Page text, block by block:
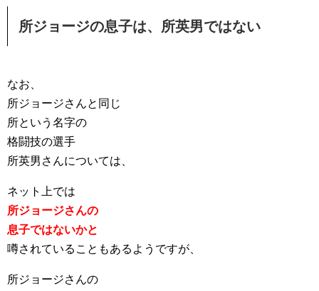
所ジョージの息子は、所英男ではない
なお、
所ジョージさんと同じ
所という名字の
格闘技の選手
所英男さんについては、
ネット上では
所ジョージさんの
息子ではないかと
噂されていることもあるようですが、
所ジョージさんの